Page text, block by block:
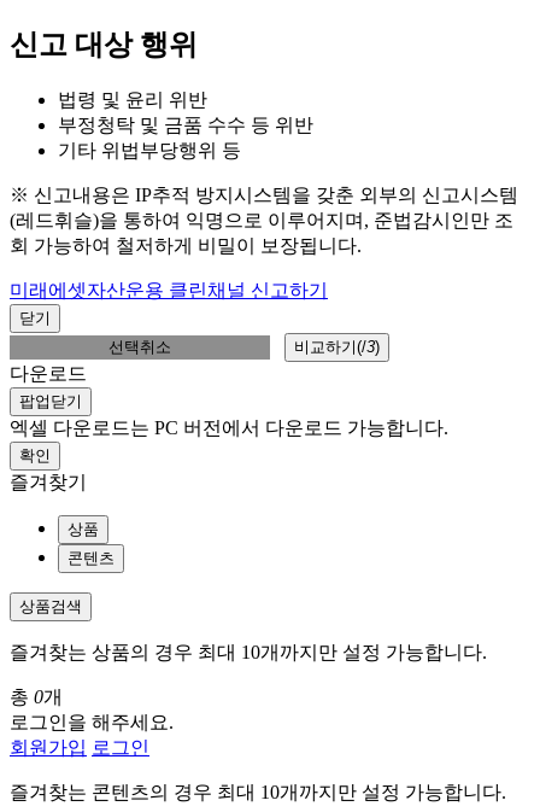
신고 대상 행위
법령 및 윤리 위반
부정청탁 및 금품 수수 등 위반
기타 위법부당행위 등
※ 신고내용은 IP추적 방지시스템을 갖춘 외부의 신고시스템
(레드휘슬)을 통하여 익명으로 이루어지며, 준법감시인만 조
회 가능하여 철저하게 비밀이 보장됩니다.
미래에셋자산운용 클린채널 신고하기
닫기
선택취소
비교하기(/3)
다운로드
팝업닫기
엑셀 다운로드는 PC 버전에서 다운로드 가능합니다.
확인
즐겨찾기
상품
콘텐츠
상품검색
즐겨찾는 상품의 경우 최대 10개까지만 설정 가능합니다.
총 0개
로그인을 해주세요.
회원가입 로그인
즐겨찾는 콘텐츠의 경우 최대 10개까지만 설정 가능합니다.